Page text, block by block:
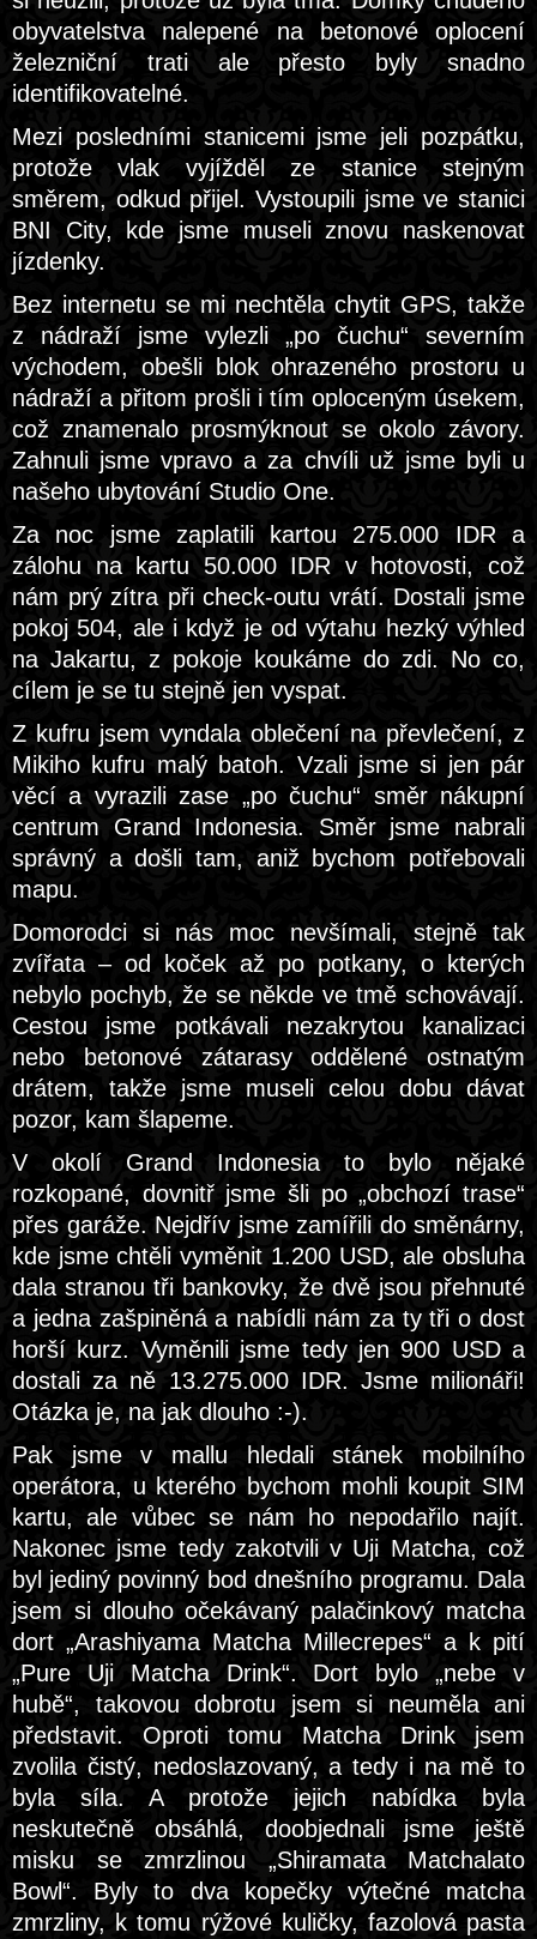
obyvatelstva nalepené na betonové oplocení
železniční trati ale přesto byly snadno
identifikovatelné.
Mezi posledními stanicemi jsme jeli pozpátku,
protože vlak vyjížděl ze stanice stejným
směrem, odkud přijel. Vystoupili jsme ve stanici
BNI City, kde jsme museli znovu naskenovat
jízdenky.
Bez internetu se mi nechtěla chytit GPS, takže
z nádraží jsme vylezli „po čuchu“ severním
východem, obešli blok ohrazeného prostoru u
nádraží a přitom prošli i tím oploceným úsekem,
což znamenalo prosmýknout se okolo závory.
Zahnuli jsme vpravo a za chvíli už jsme byli u
našeho ubytování Studio One.
Za noc jsme zaplatili kartou 275.000 IDR a
zálohu na kartu 50.000 IDR v hotovosti, což
nám prý zítra při check-outu vrátí. Dostali jsme
pokoj 504, ale i když je od výtahu hezký výhled
na Jakartu, z pokoje koukáme do zdi. No co,
cílem je se tu stejně jen vyspat.
Z kufru jsem vyndala oblečení na převlečení, z
Mikiho kufru malý batoh. Vzali jsme si jen pár
věcí a vyrazili zase „po čuchu“ směr nákupní
centrum Grand Indonesia. Směr jsme nabrali
správný a došli tam, aniž bychom potřebovali
mapu.
Domorodci si nás moc nevšímali, stejně tak
zvířata – od koček až po potkany, o kterých
nebylo pochyb, že se někde ve tmě schovávají.
Cestou jsme potkávali nezakrytou kanalizaci
nebo betonové zátarasy oddělené ostnatým
drátem, takže jsme museli celou dobu dávat
pozor, kam šlapeme.
V okolí Grand Indonesia to bylo nějaké
rozkopané, dovnitř jsme šli po „obchozí trase“
přes garáže. Nejdřív jsme zamířili do směnárny,
kde jsme chtěli vyměnit 1.200 USD, ale obsluha
dala stranou tři bankovky, že dvě jsou přehnuté
a jedna zašpiněná a nabídli nám za ty tři o dost
horší kurz. Vyměnili jsme tedy jen 900 USD a
dostali za ně 13.275.000 IDR. Jsme milionáři!
Otázka je, na jak dlouho :-).
Pak jsme v mallu hledali stánek mobilního
operátora, u kterého bychom mohli koupit SIM
kartu, ale vůbec se nám ho nepodařilo najít.
Nakonec jsme tedy zakotvili v Uji Matcha, což
byl jediný povinný bod dnešního programu. Dala
jsem si dlouho očekávaný palačinkový matcha
dort „Arashiyama Matcha Millecrepes“ a k pití
„Pure Uji Matcha Drink“. Dort bylo „nebe v
hubě“, takovou dobrotu jsem si neuměla ani
představit. Oproti tomu Matcha Drink jsem
zvolila čistý, nedoslazovaný, a tedy i na mě to
byla síla. A protože jejich nabídka byla
neskutečně obsáhlá, doobjednali jsme ještě
misku se zmrzlinou „Shiramata Matchalato
Bowl“. Byly to dva kopečky výtečné matcha
zmrzliny, k tomu rýžové kuličky, fazolová pasta